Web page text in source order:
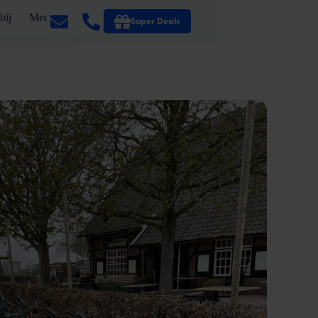
Meer Super Deals